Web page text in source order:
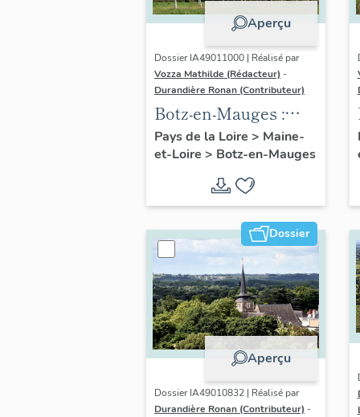
Aperçu
Dossier IA49011000 | Réalisé par
Vozza Mathilde (Rédacteur) -
Durandière Ronan (Contributeur)
Botz-en-Mauges :
présentation de la
commune
Pays de la Loire > Maine-
et-Loire > Botz-en-Mauges
Dossier
Aperçu
Dossier IA49010832 | Réalisé par
Durandière Ronan (Contributeur) -